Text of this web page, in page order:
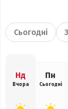
Сьогодні
Нд
Вчора
Пн
Сьогодні